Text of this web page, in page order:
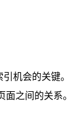
机会的关键。
之间的关系。